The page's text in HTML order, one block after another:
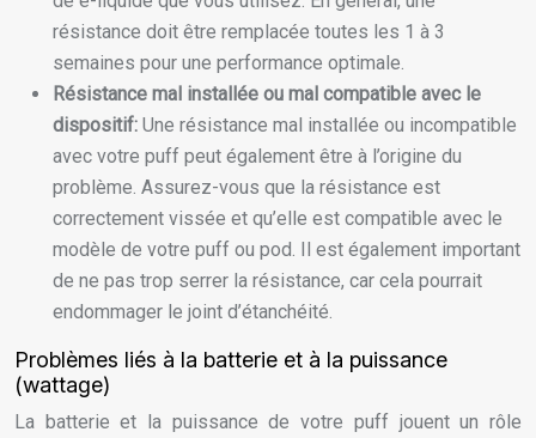
résistance doit être remplacée toutes les 1 à 3
semaines pour une performance optimale.
Résistance mal installée ou mal compatible avec le
dispositif: Une résistance mal installée ou incompatible
avec votre puff peut également être à l’origine du
problème. Assurez-vous que la résistance est
correctement vissée et qu’elle est compatible avec le
modèle de votre puff ou pod. Il est également important
de ne pas trop serrer la résistance, car cela pourrait
endommager le joint d’étanchéité.
Problèmes liés à la batterie et à la puissance
(wattage)
La batterie et la puissance de votre puff jouent un rôle